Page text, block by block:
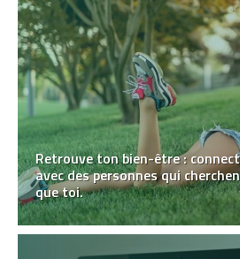
Retrouve ton bien-être :
avec des personnes qui
que toi.